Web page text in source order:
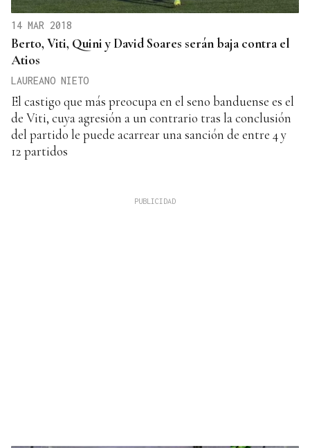
14 MAR 2018
Berto, Viti, Quini y David Soares serán baja contra el
Atios
LAUREANO NIETO
El castigo que más preocupa en el seno banduense es el
de Viti, cuya agresión a un contrario tras la conclusión
del partido le puede acarrear una sanción de entre 4 y
12 partidos